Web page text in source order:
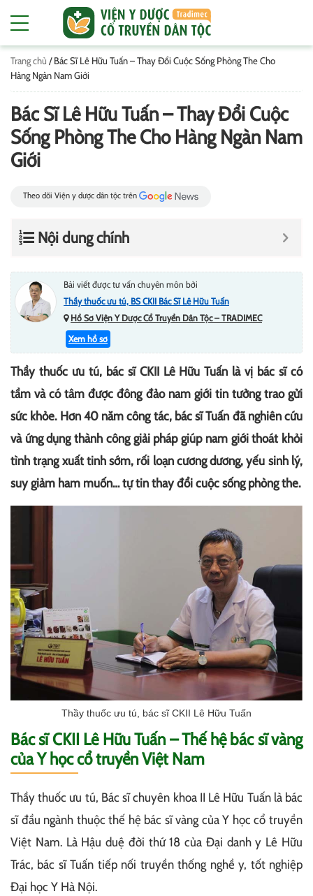
Trang chủ /Bác Sĩ Lê Hữu Tuấn – Thay Đổi Cuộc Sống Phòng The Cho
Hàng Ngàn Nam Giới
Bác Sĩ Lê Hữu Tuấn – Thay Đổi Cuộc
Sống Phòng The Cho Hàng Ngàn Nam
Giới
Theo dõi Viện y dược dân tộc trên
Nội dung chính
Bài viết được tư vấn chuyên môn bởi
Thầy thuốc ưu tú, BS CKII Bác Sĩ Lê Hữu Tuấn
Hồ Sơ Viện Y Dược Cổ Truyền Dân Tộc – TRADIMEC
Xem hồ sơ
Thầy thuốc ưu tú, bác sĩ CKII Lê Hữu Tuấn là vị bác sĩ có
tầm và có tâm được đông đảo nam giới tin tưởng trao gửi
sức khỏe. Hơn 40 năm công tác, bác sĩ Tuấn đã nghiên cứu
và ứng dụng thành công giải pháp giúp nam giới thoát khỏi
tình trạng xuất tinh sớm, rối loạn cương dương, yếu sinh lý,
suy giảm ham muốn… tự tin thay đổi cuộc sống phòng the.
Thầy thuốc ưu tú, bác sĩ CKII Lê Hữu Tuấn
Bác sĩ CKII Lê Hữu Tuấn – Thế hệ bác sĩ vàng
của Y học cổ truyền Việt Nam
Thầy thuốc ưu tú, Bác sĩ chuyên khoa II Lê Hữu Tuấn là bác
sĩ đầu ngành thuộc thế hệ bác sĩ vàng của Y học cổ truyền
Việt Nam. Là Hậu duệ đời thứ 18 của Đại danh y Lê Hữu
Trác, bác sĩ Tuấn tiếp nối truyền thống nghề y, tốt nghiệp
Đại học Y Hà Nội.